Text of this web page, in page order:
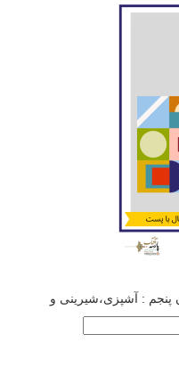
پنجم : آشپزی،شیرینی و